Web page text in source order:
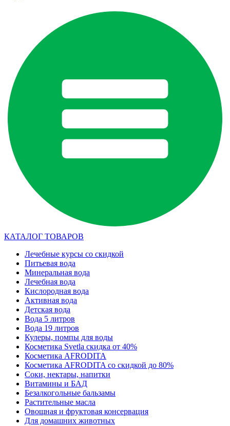
КАТАЛОГ ТОВАРОВ
Лечебные курсы со скидкой
Питьевая вода
Минеральная вода
Лечебная вода
Кислородная вода
Активная вода
Детская вода
Вода 5 литров
Вода 19 литров
Кулеры, помпы для воды
Косметика Svetla скидка от 40%
Косметика AFRODITA
Косметика AFRODITA со скидкой до 80%
Соки, нектары, напитки
Витамины и БАД
Безалкогольные бальзамы
Растительные масла
Овощная и фруктовая консервация
Для домашних животных